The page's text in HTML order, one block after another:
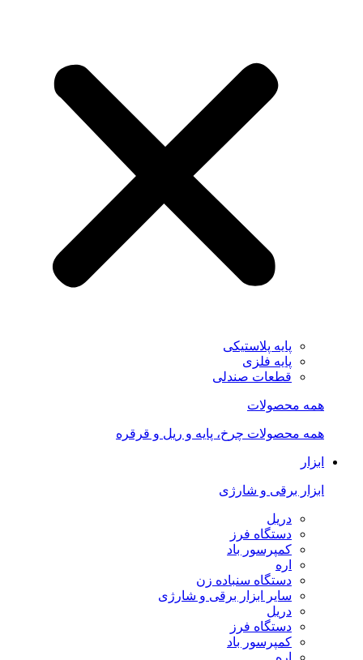
پایه پلاستیکی
پایه فلزی
قطعات صندلی
همه محصولات
همه محصولات چرخ، پایه و ریل و قرقره
ابزار
ابزار برقی و شارژی
دریل
دستگاه فرز
کمپرسور باد
اره
دستگاه سنباده زن
سایر ابزار برقی و شارژی
دریل
دستگاه فرز
کمپرسور باد
اره